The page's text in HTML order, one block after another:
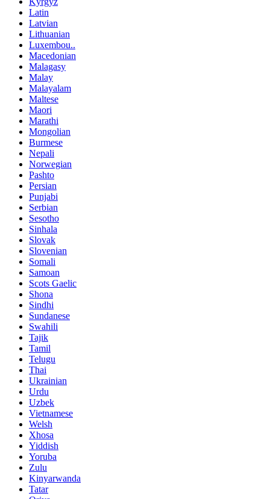
Latin
Latvian
Lithuanian
Luxembou..
Macedonian
Malagasy
Malay
Malayalam
Maltese
Maori
Marathi
Mongolian
Burmese
Nepali
Norwegian
Pashto
Persian
Punjabi
Serbian
Sesotho
Sinhala
Slovak
Slovenian
Somali
Samoan
Scots Gaelic
Shona
Sindhi
Sundanese
Swahili
Tajik
Tamil
Telugu
Thai
Ukrainian
Urdu
Uzbek
Vietnamese
Welsh
Xhosa
Yiddish
Yoruba
Zulu
Kinyarwanda
Tatar